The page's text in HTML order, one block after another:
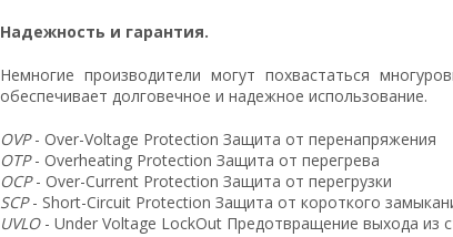
Надежность и гарантия.
Немногие производители могут похвастаться
обеспечивает долговечное и надежное использование.
OVP- Over-Voltage Protection Защита от перенапряжения
OTP- Overheating Protection Защита от перегрева
OCP- Over-Current Protection Защита от перегрузки
SCP- Short-Circuit Protection Защита от короткого
UVLO- Under Voltage LockOut Предотвращение выхода из